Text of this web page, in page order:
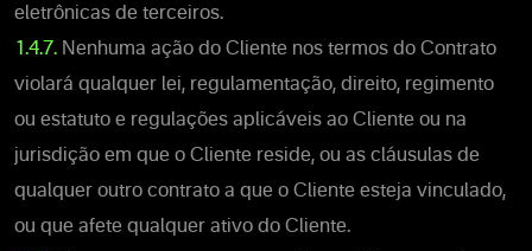
eletrônicas de terceiros.
1.4.7. Nenhuma ação do Cliente nos termos do Contrato
violará qualquer lei, regulamentação, direito, regimento
ou estatuto e regulações aplicáveis ao Cliente ou na
jurisdição em que o Cliente reside, ou as cláusulas de
qualquer outro contrato a que o Cliente esteja vinculado,
ou que afete qualquer ativo do Cliente.